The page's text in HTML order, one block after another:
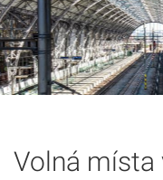
Volná místa